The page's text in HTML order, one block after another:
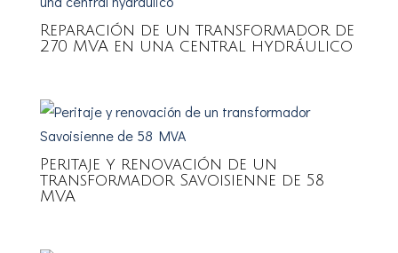
Reparación de un transformador de
270 MVA en una central hydráulico
Peritaje y renovación de un
transformador Savoisienne de 58
MVA